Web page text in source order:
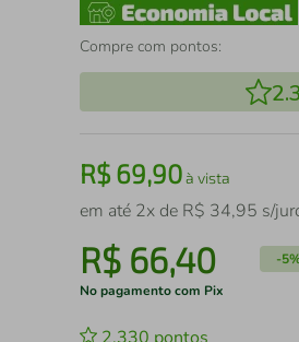
Compre com pontos:
R$69,90à vista
em até 2x de R$ 34,95 s/
R$ 66,40 -
No pagamento com Pix